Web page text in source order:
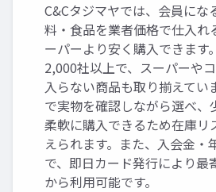
C&Cタジマヤでは、会員にな
料・食品を業者価格で仕入れ
ーパーより安く購入できます
2,000社以上で、スーパーや
入らない商品も取り揃えてい
で実物を確認しながら選べ、
柔軟に購入できるため在庫リ
えられます。また、入会金・
で、即日カード発行により最
から利用可能です。